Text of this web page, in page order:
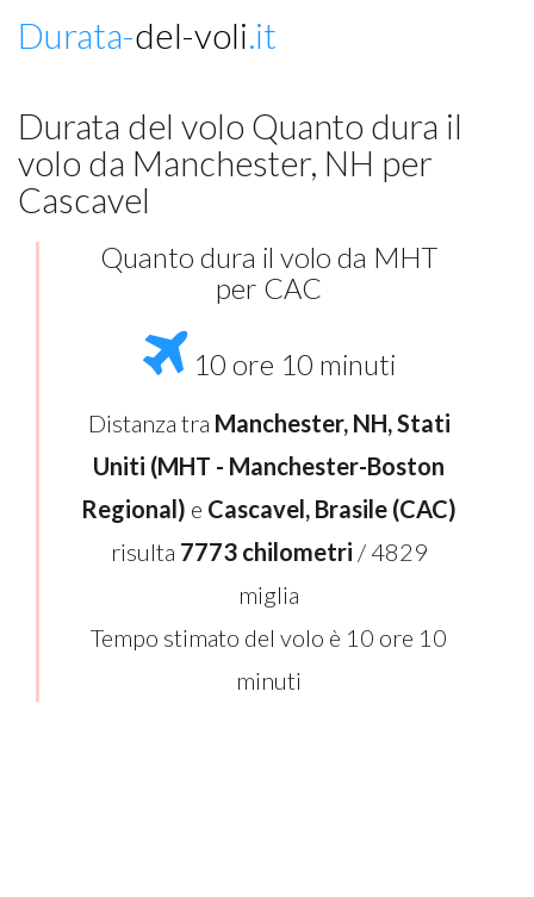
Durata-del-voli.it
Durata del volo Quanto dura il
volo da Manchester, NH per
Cascavel
Quanto dura il volo da MHT
per CAC
10 ore 10 minuti
Distanza tra Manchester, NH, Stati
Uniti (MHT - Manchester-Boston
Regional) e Cascavel, Brasile (CAC)
risulta 7773 chilometri / 4829
miglia
Tempo stimato del volo è 10 ore 10
minuti